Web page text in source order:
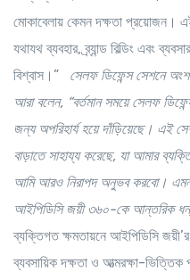
মোকাবেলায় কেমন দক্ষতা প্রয়োজন।
যথাযথ ব্যবহার, ব্র্যান্ড বিল্ডিং এবং
বিশ্বাস।” সেলফ ডিফেন্স সেশনে
আরাবলেন, “বর্তমান সময়ে সেলফ
জন্য অপরিহার্য হয়ে দাঁড়িয়েছে। এই
বাড়াতে সাহায্য করেছে, যা আমার
আমি আরও নিরাপদ অনুভব করবো।
আইপিডিসি জয়ী ৩৬০-কে আন্তরিক
ব্যক্তিগত ক্ষমতায়নে আইপিডিসি
ব্যবসায়িক দক্ষতা ও আত্মরক্ষা-ভিত্তিক